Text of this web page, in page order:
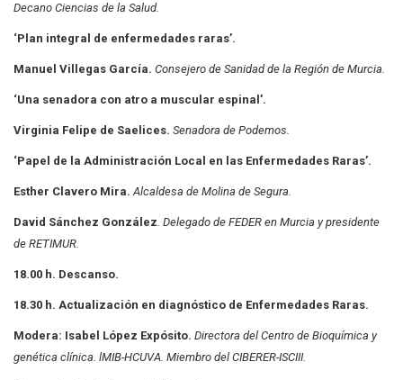
Decano Ciencias de la Salud.
‘Plan integral de enfermedades raras’.
Manuel Villegas García. Consejero de Sanidad de la Región de Murcia.
‘Una senadora con atro a muscular espinal’.
Virginia Felipe de Saelices. Senadora de Podemos.
‘Papel de la Administración Local en las Enfermedades Raras’.
Esther Clavero Mira.Alcaldesa de Molina de Segura.
David Sánchez González. Delegado de FEDER en Murcia y presidente
de RETIMUR.
18.00 h. Descanso.
18.30 h. Actualización en diagnóstico de Enfermedades Raras.
Modera: Isabel López Expósito. Directora del Centro de Bioquímica y
genética clínica. lMIB-HCUVA. Miembro del CIBERER-ISCIII.